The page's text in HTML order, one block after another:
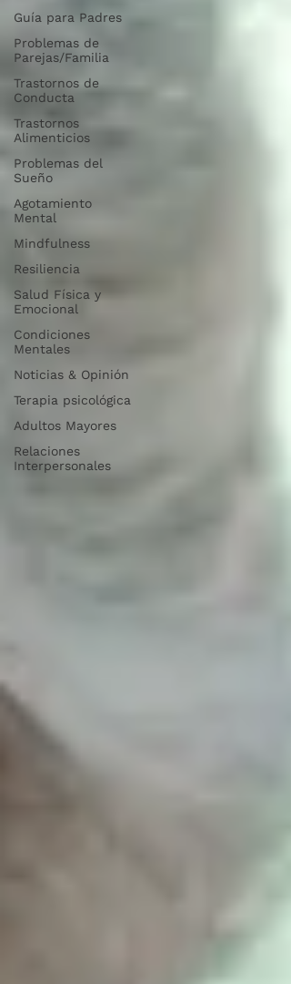
Guía para Padres
Problemas de
Parejas/Familia
Trastornos de
Conducta
Trastornos
Alimenticios
Problemas del
Sueño
Agotamiento
Mental
Mindfulness
Resiliencia
Salud Física y
Emocional
Condiciones
Mentales
Noticias & Opinión
Terapia psicológica
Adultos Mayores
Relaciones
Interpersonales